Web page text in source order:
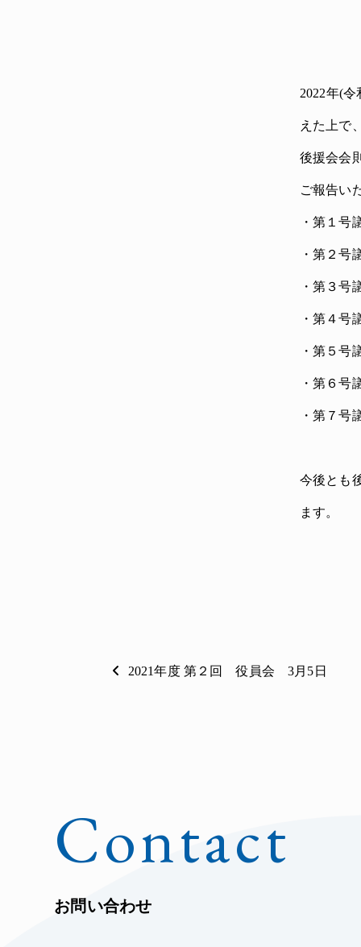
2022年(
えた上で
後援会会
ご報告い
・第１
・第２
・第３
・第４
・第５
・第６
・第７
今後とも
ます。
2021年度 第２回 役員会 3月5日
Contact
お問い合わせ